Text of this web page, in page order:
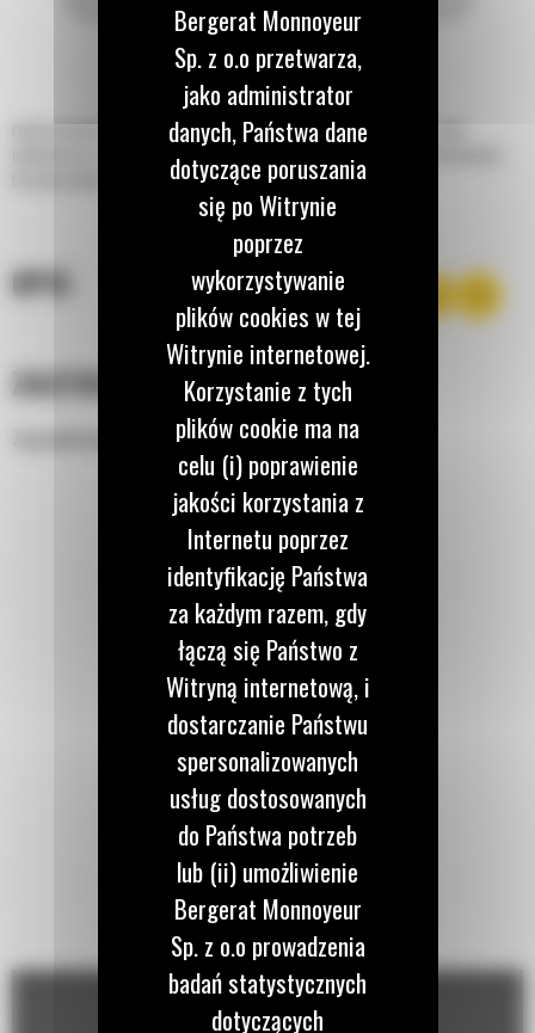
Łyżki do kopania do minikoparek Cat® idealnie nadają się do kopania rowów,
ogólnych prac związanych z wykopami i zasypywania w miękkim lub umiarkowanie
OPIS
ZASTOSOWANIE
Zaprojektowane do różnych zastosowań i materiałów.
Bergerat Monnoyeur
Sp. z o.o przetwarza,
jako administrator
danych, Państwa dane
dotyczące poruszania
się po Witrynie
poprzez
wykorzystywanie
plików cookies w tej
Witrynie internetowej.
Korzystanie z tych
plików cookie ma na
celu (i) poprawienie
jakości korzystania z
Internetu poprzez
identyfikację Państwa
za każdym razem, gdy
łączą się Państwo z
Witryną internetową, i
dostarczanie Państwu
spersonalizowanych
usług dostosowanych
do Państwa potrzeb
lub (ii) umożliwienie
Bergerat Monnoyeur
Sp. z o.o prowadzenia
badań statystycznych
dotyczących